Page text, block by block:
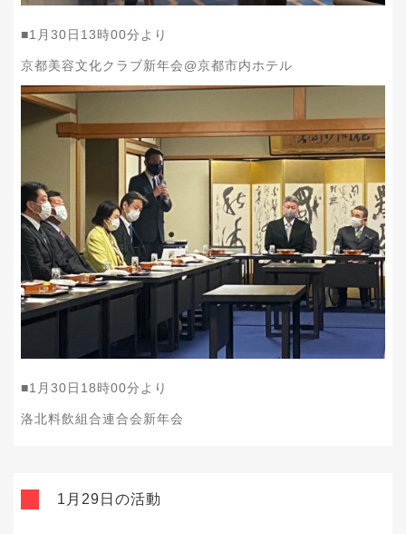
■1月30日13時00分より
京都美容文化クラブ新年会@京都市内ホテル
■1月30日18時00分より
洛北料飲組合連合会新年会
1月29日の活動